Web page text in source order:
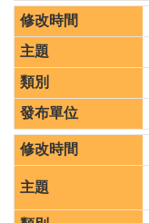
專
區
機
關
通
訊
錄
府
資